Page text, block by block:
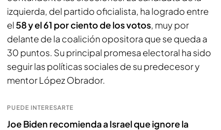
izquierda, del partido oficialista, ha logrado entre
el 58 y el 61 por ciento de los votos, muy por
delante de la coalición opositora que se queda a
30 puntos. Su principal promesa electoral ha sido
seguir las políticas sociales de su predecesor y
mentor López Obrador.
PUEDE INTERESARTE
Joe Biden recomienda a Israel que ignore la